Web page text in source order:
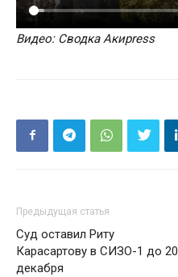
Видео: Сводка Акиpress
Предыдущая статья
Суд оставил Риту
Карасартову в СИЗО-1 до 20
декабря